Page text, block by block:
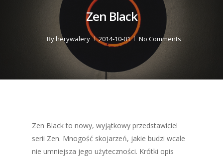
Zen Black
Byherywalery 2014-10-01 No Comments
Zen Black to nowy, wyjątkowy przedstawiciel
serii Zen. Mnogość skojarzeń, jakie budzi wcale
nie umniejsza jego użyteczności. Krótki opis